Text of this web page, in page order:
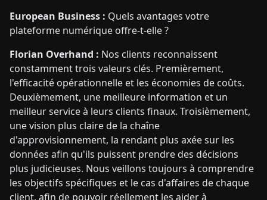
European Business : Quels avantages votre
plateforme numérique offre-t-elle ?
Florian Overhand : Nos clients reconnaissent
constamment trois valeurs clés. Premièrement,
l'efficacité opérationnelle et les économies de coûts.
Deuxièmement, une meilleure information et un
meilleur service à leurs clients finaux. Troisièmement,
une vision plus claire de la chaîne
d'approvisionnement, la rendant plus axée sur les
données afin qu'ils puissent prendre des décisions
plus judicieuses. Nous veillons toujours à comprendre
les objectifs spécifiques et le cas d'affaires de chaque
client, afin de pouvoir réellement les aider à